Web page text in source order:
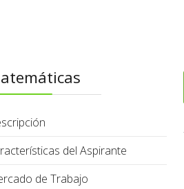
del Aspirante
de Trabajo